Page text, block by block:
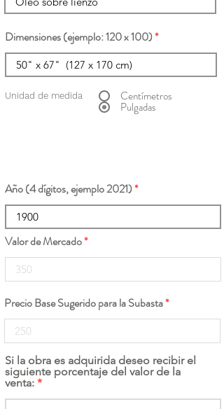
Dimensiones (ejemplo: 120 x 100)
Unidad de medida Centímetros
Pulgadas
Año (4 dígitos, ejemplo 2021)
Valor de Mercado
Precio Base Sugerido para la Subasta
Si la obra es adquirida deseo recibir el
siguiente porcentaje del valor de la
venta: